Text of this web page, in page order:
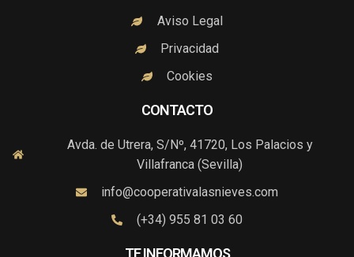
a
m
n
-
n
e
r
Aviso Legal
Privacidad
Cookies
CONTACTO
Avda. de Utrera, S/Nº, 41720, Los Palacios y
Villafranca (Sevilla)
info@cooperativalasnieves.com
(+34) 955 81 03 60